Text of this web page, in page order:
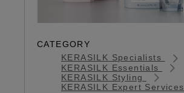
CATEGORY
KERASILK Specialists
KERASILK Essentials
KERASILK Styling
KERASILK Expert Services